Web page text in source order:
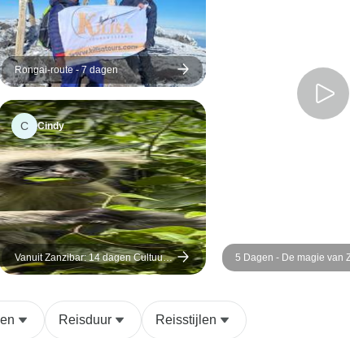
van ons hart alle
medewerkers met wie we
hebben samengewerkt,
vooral onze gids Peter die
ons had rondgeleid en de
mooiste plekjes had
aangewezen om van de
safari te genieten.
Rongai-route - 7 dagen
C Cindy
Vanuit Zanzibar: 14 dagen Cultuur-
en Strandvakantie, Kruiden-,
5 Dagen - De magie van
ontdekken
Reisduur Reisstijlen